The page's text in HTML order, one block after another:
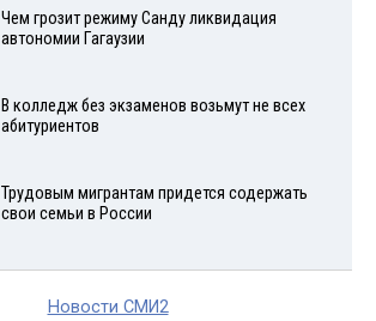
Чем грозит режиму Санду ликвидация
автономии Гагаузии
В колледж без экзаменов возьмут не всех
абитуриентов
Трудовым мигрантам придется содержать
свои семьи в России
Новости СМИ2